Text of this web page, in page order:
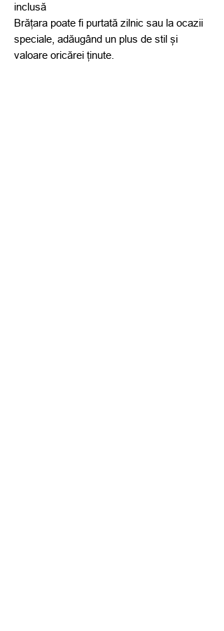
inclusă
Brățara poate fi purtată zilnic sau la ocazii
speciale, adăugând un plus de stil și
valoare oricărei ținute.